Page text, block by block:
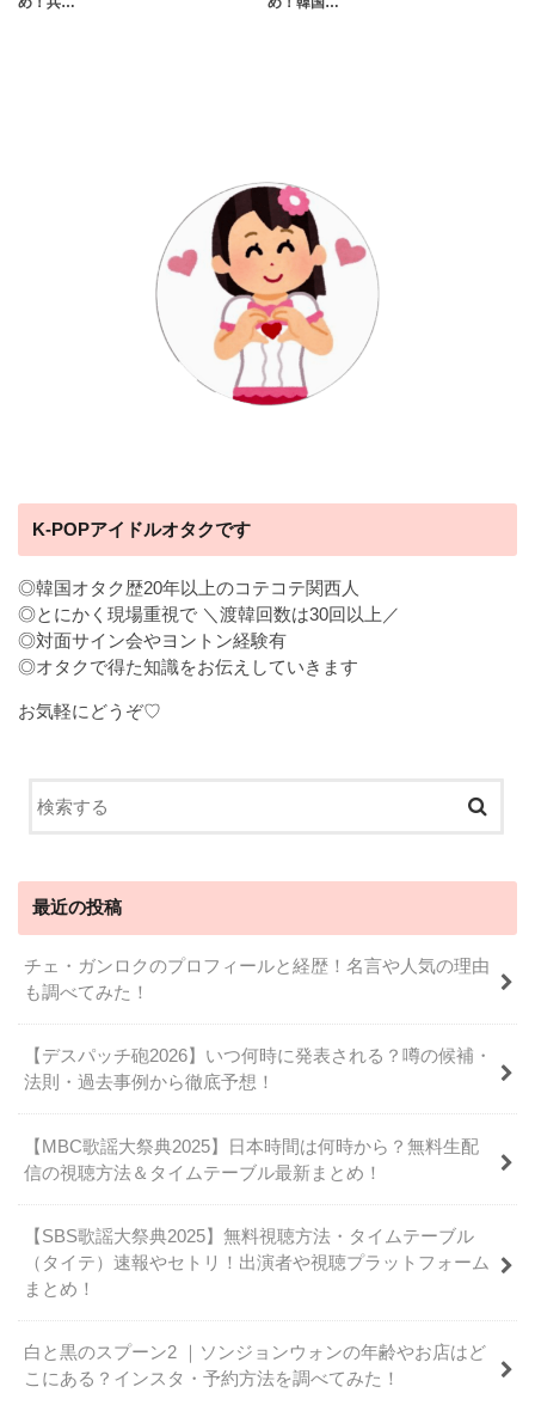
K-POPアイドルオタクです
◎韓国オタク歴20年以上のコテコテ関西人
◎とにかく現場重視で ＼渡韓回数は30回以上／
◎対面サイン会やヨントン経験有
◎オタクで得た知識をお伝えしていきます
お気軽にどうぞ♡
最近の投稿
チェ・ガンロクのプロフィールと経歴！名言や人気の理由
も調べてみた！
【デスパッチ砲2026】いつ何時に発表される？噂の候補・
法則・過去事例から徹底予想！
【MBC歌謡大祭典2025】日本時間は何時から？無料生配
信の視聴方法＆タイムテーブル最新まとめ！
【SBS歌謡大祭典2025】無料視聴方法・タイムテーブル
（タイテ）速報やセトリ！出演者や視聴プラットフォーム
まとめ！
白と黒のスプーン2 ｜ソンジョンウォンの年齢やお店はど
こにある？インスタ・予約方法を調べてみた！